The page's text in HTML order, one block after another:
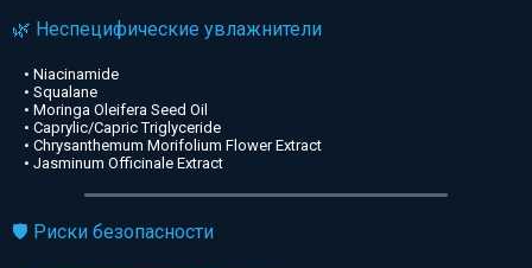
🌿 Неспецифические увлажнители
• Niacinamide
• Squalane
• Moringa Oleifera Seed Oil
• Caprylic/Capric Triglyceride
• Chrysanthemum Morifolium Flower Extract
• Jasminum Officinale Extract
🛡️ Риски безопасности